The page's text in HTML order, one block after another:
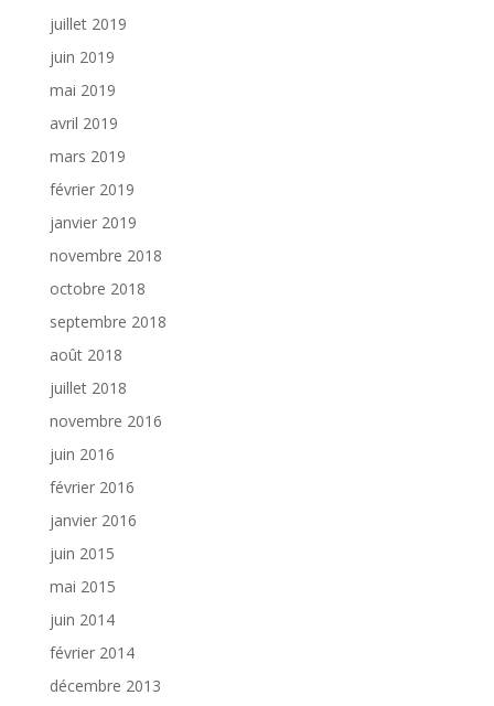
juillet 2019
juin 2019
mai 2019
avril 2019
mars 2019
février 2019
janvier 2019
novembre 2018
octobre 2018
septembre 2018
août 2018
juillet 2018
novembre 2016
juin 2016
février 2016
janvier 2016
juin 2015
mai 2015
juin 2014
février 2014
décembre 2013